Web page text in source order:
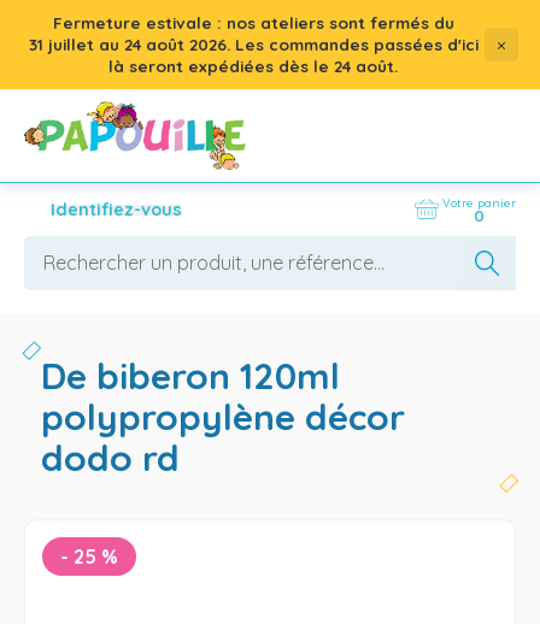
Fermeture estivale : nos ateliers sont fermés du
31 juillet au 24 août 2026. Les commandes passées d'ici
là seront expédiées dès le 24 août.
×
Identifiez-vous Votre panier
0
- 25 %
de biberon 120ml
polypropylène décor
dodo rd